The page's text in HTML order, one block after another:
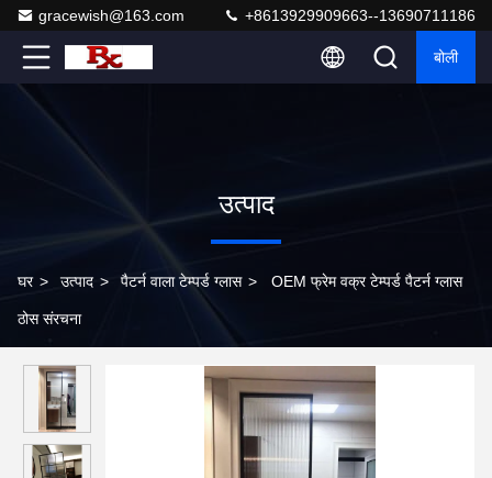
gracewish@163.com +8613929909663--13690711186
बोली
उत्पाद
घर > उत्पाद > पैटर्न वाला टेम्पर्ड ग्लास > OEM फ्रेम वक्र टेम्पर्ड पैटर्न ग्लास
ठोस संरचना